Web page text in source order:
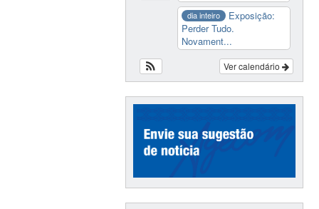
dia inteiro
Exposição:
Perder Tudo.
Novament...
Ver calendário